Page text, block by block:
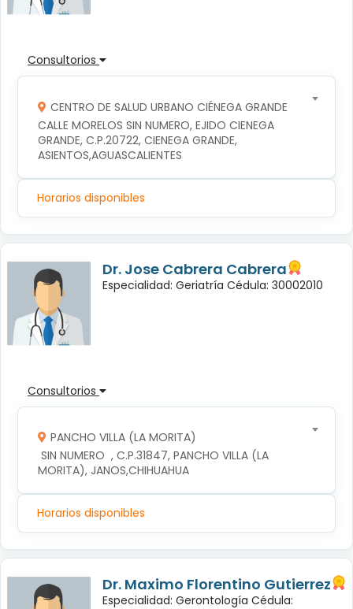
Consultorios
CENTRO DE SALUD URBANO CIÉNEGA GRANDE
CALLE MORELOS SIN NUMERO, EJIDO CIENEGA
GRANDE, C.P.20722, CIENEGA GRANDE,
ASIENTOS,AGUASCALIENTES
Horarios disponibles
Dr. Jose Cabrera Cabrera
Especialidad: Geriatría Cédula: 30002010
Consultorios
PANCHO VILLA (LA MORITA)
MORITA), JANOS,CHIHUAHUA
Horarios disponibles
Dr. Maximo Florentino Gutierrez
Especialidad: Gerontología Cédula: